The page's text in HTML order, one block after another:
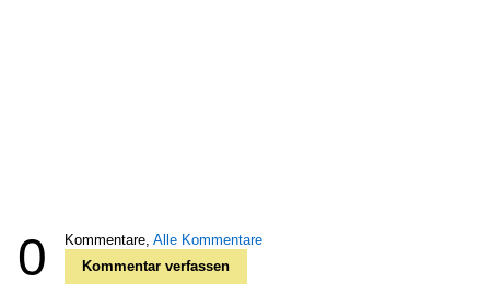
0 Kommentare, Alle Kommentare
Kommentar verfassen